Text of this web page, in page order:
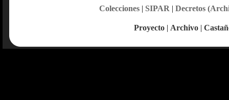
Colecciones| SIPAR | Decretos
Proyecto | Archivo |